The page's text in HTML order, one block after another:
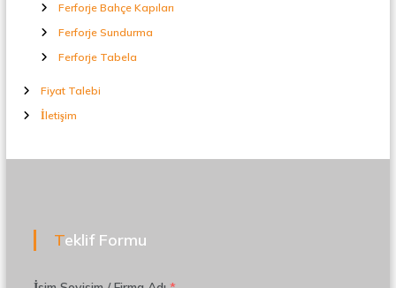
Ferforje Bahçe Kapıları
Ferforje Sundurma
Ferforje Tabela
Fiyat Talebi
İletişim
Teklif Formu